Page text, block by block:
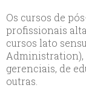
Os cursos de
profissionais
cursos lato
Administration),
gerenciais, de
outras.